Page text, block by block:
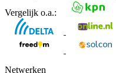
Vergelijk o.a.:
Netwerken